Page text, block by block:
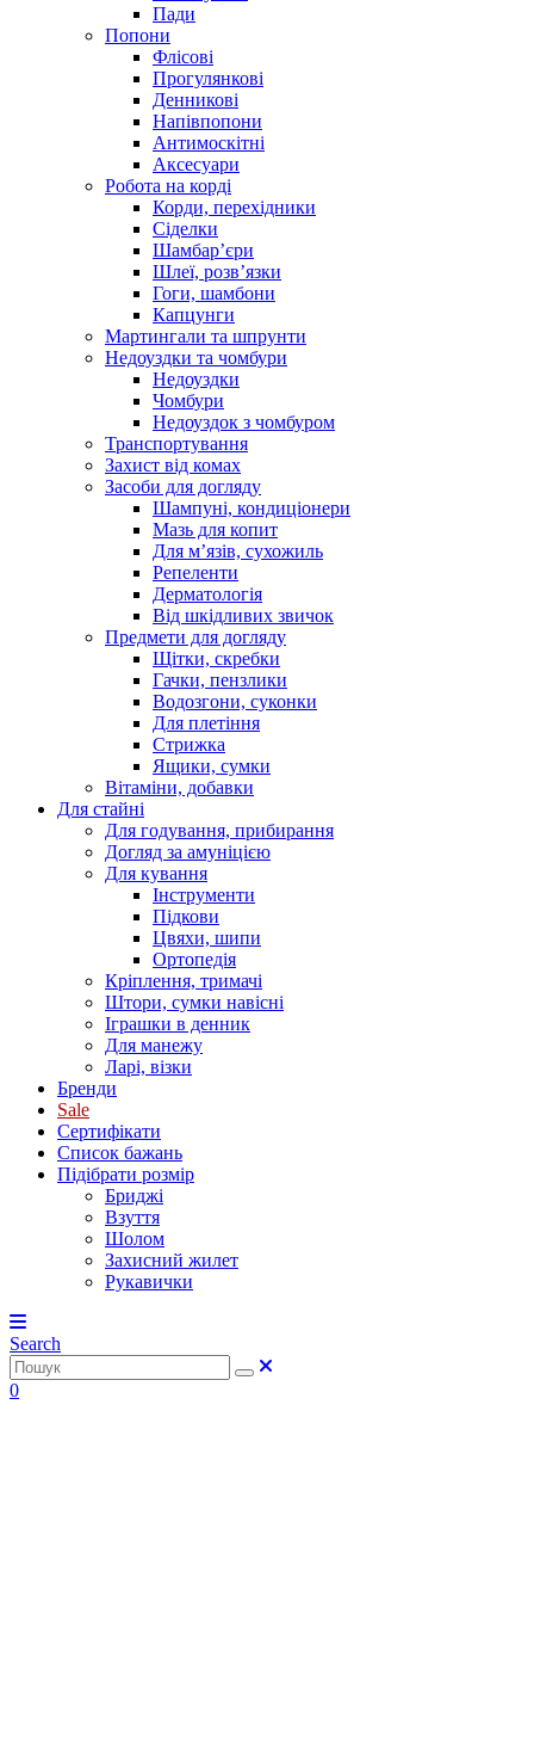
Пади
Попони
Флісові
Прогулянкові
Денникові
Напівпопони
Антимоскітні
Аксесуари
Робота на корді
Корди, перехідники
Сіделки
Шамбар’єри
Шлеї, розв’язки
Гоги, шамбони
Капцунги
Мартингали та шпрунти
Недоуздки та чомбури
Недоуздки
Чомбури
Недоуздок з чомбуром
Транспортування
Захист від комах
Засоби для догляду
Шампуні, кондиціонери
Мазь для копит
Для м’язів, сухожиль
Репеленти
Дерматологія
Від шкідливих звичок
Предмети для догляду
Щітки, скребки
Гачки, пензлики
Водозгони, суконки
Для плетіння
Стрижка
Ящики, сумки
Вітаміни, добавки
Для стайні
Для годування, прибирання
Догляд за амуніцією
Для кування
Інструменти
Підкови
Цвяхи, шипи
Ортопедія
Кріплення, тримачі
Штори, сумки навісні
Іграшки в денник
Для манежу
Ларі, візки
Бренди
Sale
Сертифікати
Список бажань
Підібрати розмір
Бриджі
Взуття
Шолом
Захисний жилет
Рукавички
Search
0